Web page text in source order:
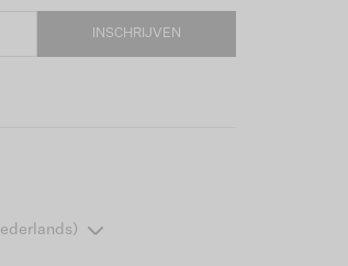
INSCHRIJVEN